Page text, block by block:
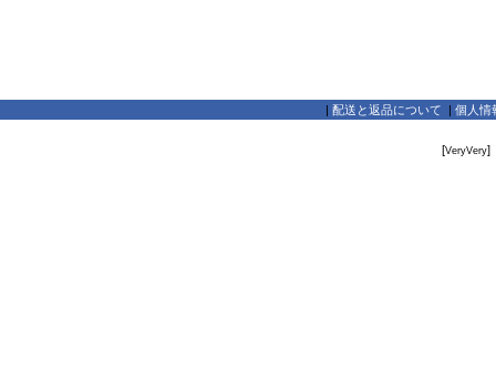
配送と返品について 個人情
[VeryVery]